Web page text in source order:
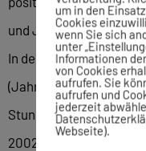
und Jahn den achten
In der
(Jahrgang 2001) einen
Stunden. Marek Jahn
2002 den zehnten Rang
um in den
Cookies
wenn Sie sich
unter
Informationen
von Cookies
aufrufen. Sie
aufrufen und
jederzeit
Webseite).